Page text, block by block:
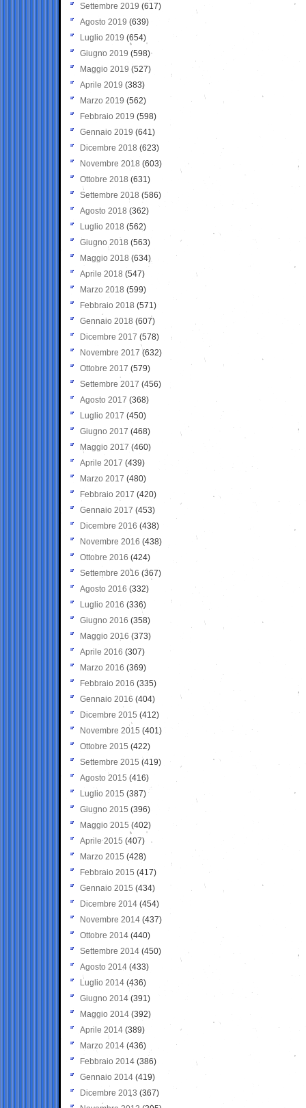
Settembre 2019 (617)
Agosto 2019 (639)
Luglio 2019 (654)
Giugno 2019 (598)
Maggio 2019 (527)
Aprile 2019 (383)
Marzo 2019 (562)
Febbraio 2019 (598)
Gennaio 2019 (641)
Dicembre 2018 (623)
Novembre 2018 (603)
Ottobre 2018 (631)
Settembre 2018 (586)
Agosto 2018 (362)
Luglio 2018 (562)
Giugno 2018 (563)
Maggio 2018 (634)
Aprile 2018 (547)
Marzo 2018 (599)
Febbraio 2018 (571)
Gennaio 2018 (607)
Dicembre 2017 (578)
Novembre 2017 (632)
Ottobre 2017 (579)
Settembre 2017 (456)
Agosto 2017 (368)
Luglio 2017 (450)
Giugno 2017 (468)
Maggio 2017 (460)
Aprile 2017 (439)
Marzo 2017 (480)
Febbraio 2017 (420)
Gennaio 2017 (453)
Dicembre 2016 (438)
Novembre 2016 (438)
Ottobre 2016 (424)
Settembre 2016 (367)
Agosto 2016 (332)
Luglio 2016 (336)
Giugno 2016 (358)
Maggio 2016 (373)
Aprile 2016 (307)
Marzo 2016 (369)
Febbraio 2016 (335)
Gennaio 2016 (404)
Dicembre 2015 (412)
Novembre 2015 (401)
Ottobre 2015 (422)
Settembre 2015 (419)
Agosto 2015 (416)
Luglio 2015 (387)
Giugno 2015 (396)
Maggio 2015 (402)
Aprile 2015 (407)
Marzo 2015 (428)
Febbraio 2015 (417)
Gennaio 2015 (434)
Dicembre 2014 (454)
Novembre 2014 (437)
Ottobre 2014 (440)
Settembre 2014 (450)
Agosto 2014 (433)
Luglio 2014 (436)
Giugno 2014 (391)
Maggio 2014 (392)
Aprile 2014 (389)
Marzo 2014 (436)
Febbraio 2014 (386)
Gennaio 2014 (419)
Dicembre 2013 (367)